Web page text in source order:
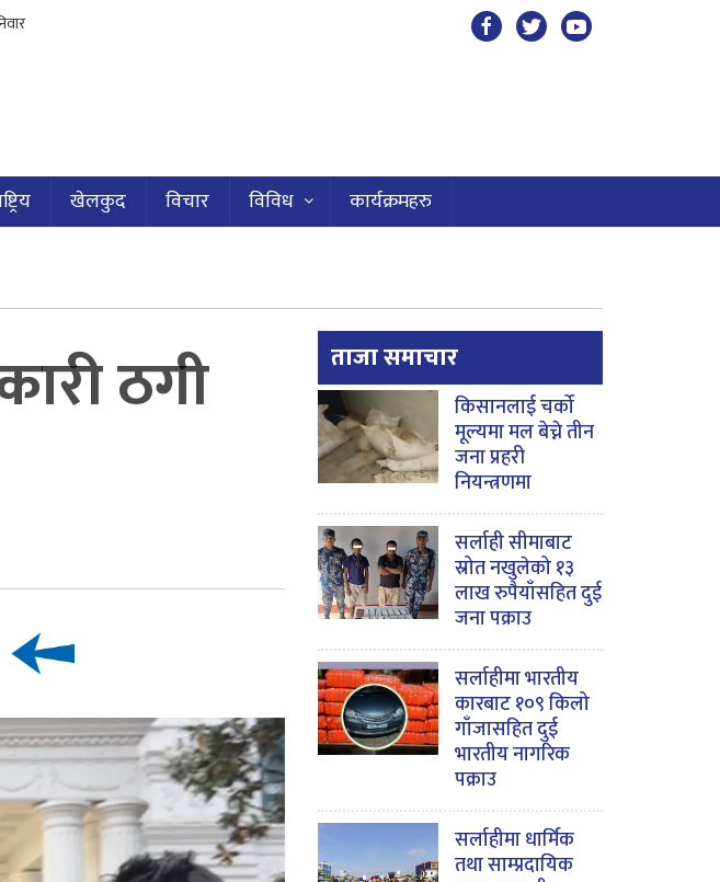
खेलकुद विचार विविध कार्यक्रमहरु
ठगी ताजा समाचार
किसानलाई चर्को
मूल्यमा मल बेच्ने तीन
जना प्रहरी
नियन्त्रणमा
सर्लाही सीमाबाट
स्रोत नखुलेको १३
लाख रुपैयाँसहित दुई
जना पक्राउ
सर्लाहीमा भारतीय
कारबाट १०९ किलो
गाँजासहित दुई
भारतीय नागरिक
पक्राउ
सर्लाहीमा धार्मिक
तथा साम्प्रदायिक